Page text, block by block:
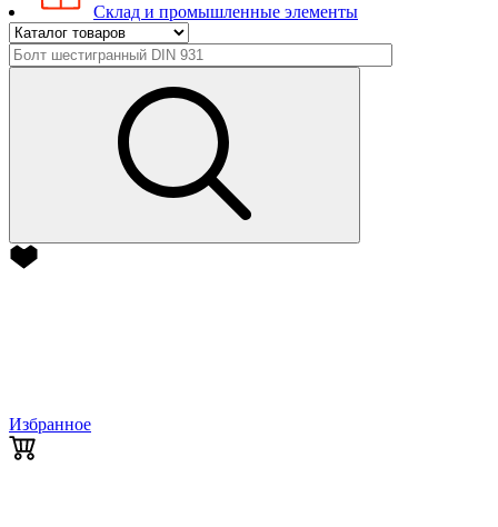
Склад и промышленные элементы
Избранное